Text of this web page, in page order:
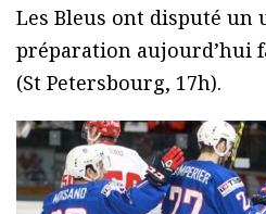
Les Bleus ont disputé un
préparation aujourd’hui
(St Petersbourg, 17h).